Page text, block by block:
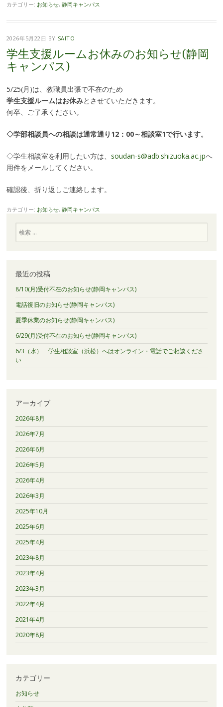
カテゴリー: お知らせ, 静岡キャンパス
2026年5月22日 BY SAITO
学生支援ルームお休みのお知らせ(静岡
キャンパス)
5/25(月)は、教職員出張で不在のため
学生支援ルームはお休みとさせていただきます。
何卒、ご了承ください。
◇学部相談員への相談は通常通り12：00～相談室1で行います。
◇学生相談室を利用したい方は、 soudan-s@adb.shizuoka.ac.jpへ
用件をメールしてください。
確認後、折り返しご連絡します。
カテゴリー: お知らせ, 静岡キャンパス
索
最近の投稿
8/10(月)受付不在のお知らせ(静岡キャンパス)
電話復旧のお知らせ(静岡キャンパス)
夏季休業のお知らせ(静岡キャンパス)
6/29(月)受付不在のお知らせ(静岡キャンパス)
6/3（水） 学生相談室（浜松）へはオンライン・電話でご相談くださ
い
アーカイブ
2026年8月
2026年7月
2026年6月
2026年5月
2026年4月
2026年3月
2025年10月
2025年6月
2025年4月
2023年8月
2023年4月
2023年3月
2022年4月
2021年4月
2020年8月
カテゴリー
お知らせ